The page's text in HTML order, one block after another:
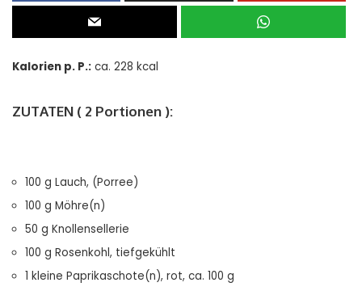
Kalorien p. P.: ca. 228 kcal
ZUTATEN ( 2 Portionen ):
100 g Lauch, (Porree)
100 g Möhre(n)
50 g Knollensellerie
100 g Rosenkohl, tiefgekühlt
1 kleine Paprikaschote(n), rot, ca. 100 g